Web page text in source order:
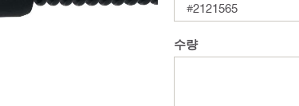
#2121565
수량